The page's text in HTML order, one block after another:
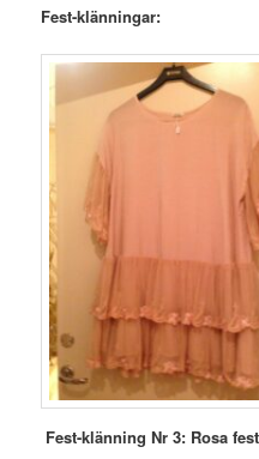
Fest-klänningar:
Fest-klänning Nr 3: Rosa